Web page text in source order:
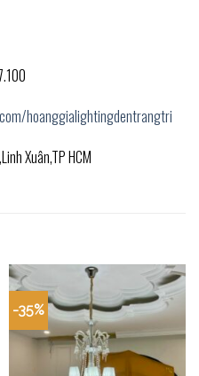
hoanggialightingdentrangtri
Xuân,TP HCM
-35%